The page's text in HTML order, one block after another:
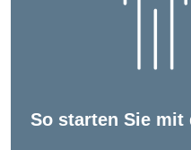
So starten Sie mit